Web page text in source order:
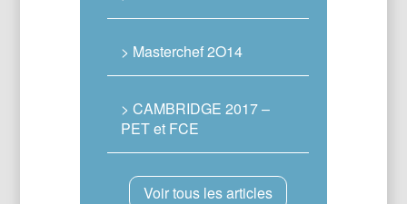
> Masterchef 2O14
> CAMBRIDGE 2017 –
PET et FCE
Voir tous les articles